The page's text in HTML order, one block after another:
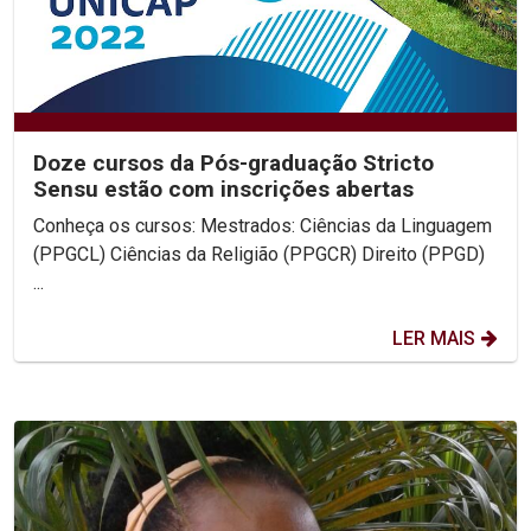
Doze cursos da Pós-graduação Stricto
Sensu estão com inscrições abertas
Conheça os cursos: Mestrados: Ciências da Linguagem
(PPGCL) Ciências da Religião (PPGCR) Direito (PPGD)
...
LER MAIS